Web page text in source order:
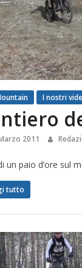
I nostri
2011
un paio d’ore sul
tutto